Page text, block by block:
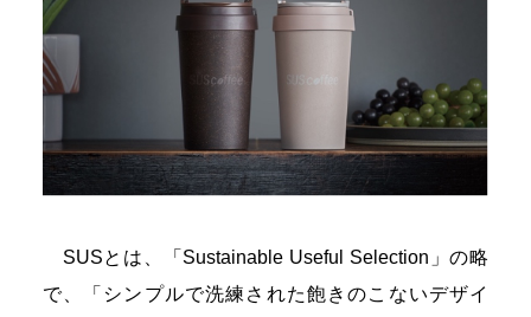
SUSとは、「Sustainable Useful Selection」の略
で、「シンプルで洗練された飽きのこないデザイ